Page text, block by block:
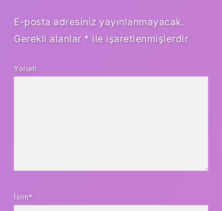
E-posta adresiniz yayınlanmayacak.
Gerekli alanlar * ile işaretlenmişlerdir
Yorum
İsim*